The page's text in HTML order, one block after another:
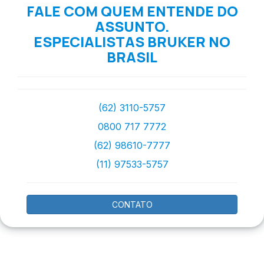
FALE COM QUEM ENTENDE DO
ASSUNTO.
ESPECIALISTAS BRUKER NO
BRASIL
(62) 3110-5757
0800 717 7772
(62) 98610-7777
(11) 97533-5757
CONTATO